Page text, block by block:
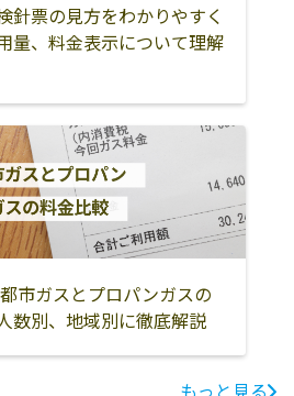
針票の見方をわかりやすく
量、料金表示について理解
市ガスとプロパンガスの
数別、地域別に徹底解説
もっと見る